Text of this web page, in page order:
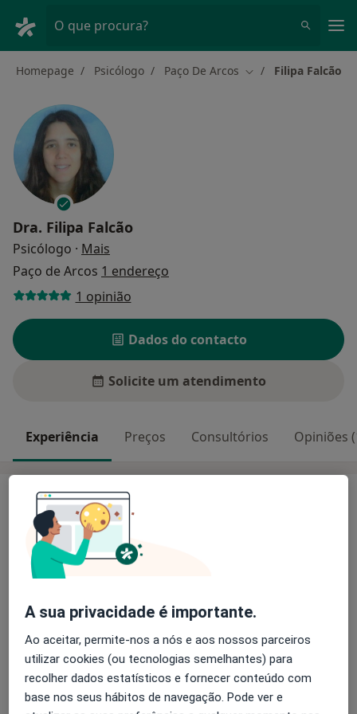
O que procura?
Homepage Psicólogo Paço De Arcos Mudar de cidade
Filipa Falcão
Dra. Filipa Falcão
Psicólogo · Mais
Paço de Arcos 1 endereço
1 opinião
Dados do contacto
Solicite um atendimento
Experiência Preços Consultórios Opiniões
Experiência
Entendo-me como uma pessoa social que gosta de
ajudar os outros e que se sente estimulada em
melhorar o ambiente que a rodeia.
Sou psicóloga educacional e tenho uma vasta
experiência profissional com crianças e jovens de
diversos meios socio-económicos (ex, jovens
institucionalizados e alunos de escolas internacionais).
maisSobre mim
Principais doenças tratadas
Perturbações do comportamento
A sua privacidade é importante.
Ao aceitar, permite-nos a nós e aos nossos parceiros
utilizar cookies (ou tecnologias semelhantes) para
recolher dados estatísticos e fornecer conteúdo com
base nos seus hábitos de navegação. Pode ver e